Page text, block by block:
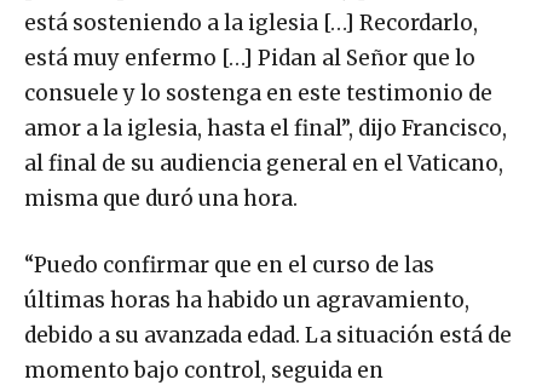
está sosteniendo a la iglesia […] Recordarlo,
está muy enfermo […] Pidan al Señor que lo
consuele y lo sostenga en este testimonio de
amor a la iglesia, hasta el final”, dijo Francisco,
al final de su audiencia general en el Vaticano,
misma que duró una hora.
“Puedo confirmar que en el curso de las
últimas horas ha habido un agravamiento,
debido a su avanzada edad. La situación está de
momento bajo control, seguida en